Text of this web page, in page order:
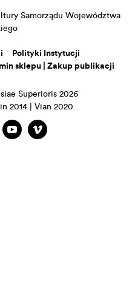
Samorządu Województwa
Polityki Instytucji
sklepu | Zakup publikacji
Superioris 2026
2014 | Vian 2020